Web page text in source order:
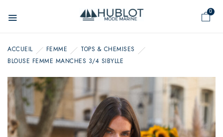
0
ACCUEIL FEMME
TOPS & CHEMISES
BLOUSE FEMME MANCHES 3/4 SIBYLLE
Panneau de gestion des cookies